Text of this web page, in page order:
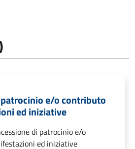
e/o contributo
ed iniziative
di patrocinio e/o
ed iniziative